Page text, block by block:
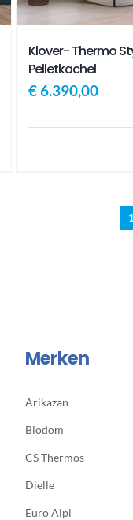
Klover- Thermo
Pelletkachel
€6.390,00
1
Merken
Arikazan
Biodom
CS Thermos
Dielle
Euro Alpi